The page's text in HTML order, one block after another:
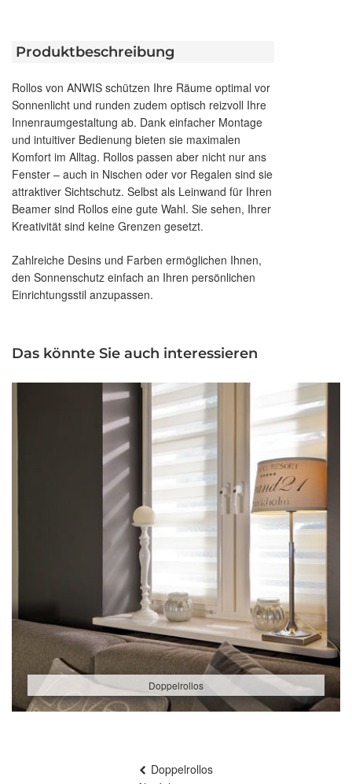
Produktbeschreibung
Rollos von ANWIS schützen Ihre Räume optimal vor
Sonnenlicht und runden zudem optisch reizvoll Ihre
Innenraumgestaltung ab. Dank einfacher Montage
und intuitiver Bedienung bieten sie maximalen
Komfort im Alltag. Rollos passen aber nicht nur ans
Fenster – auch in Nischen oder vor Regalen sind sie
attraktiver Sichtschutz. Selbst als Leinwand für Ihren
Beamer sind Rollos eine gute Wahl. Sie sehen, Ihrer
Kreativität sind keine Grenzen gesetzt.
Zahlreiche Desins und Farben ermöglichen Ihnen,
den Sonnenschutz einfach an Ihren persönlichen
Einrichtungsstil anzupassen.
Das könnte Sie auch interessieren
Doppelrollos
Doppelrollos